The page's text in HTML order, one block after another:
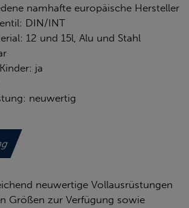
namhafte europäische Hersteller
DIN/INT
12 und 15l, Alu und Stahl
ja
neuwertig
neuwertige Vollausrüstungen
Größen zur Verfügung sowie